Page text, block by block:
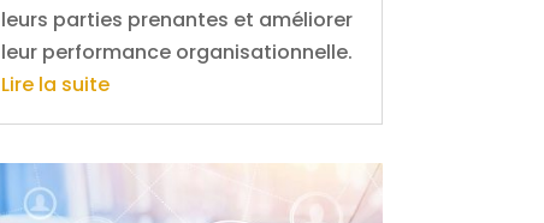
leurs parties prenantes et améliorer
leur performance organisationnelle.
Lire la suite